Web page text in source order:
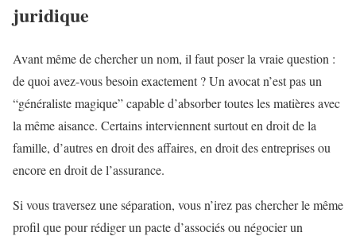
juridique
Avant même de chercher un nom, il faut poser la vraie question :
de quoi avez-vous besoin exactement ? Un avocat n’est pas un
“généraliste magique” capable d’absorber toutes les matières avec
la même aisance. Certains interviennent surtout en droit de la
famille, d’autres en droit des affaires, en droit des entreprises ou
encore en droit de l’assurance.
Si vous traversez une séparation, vous n’irez pas chercher le même
profil que pour rédiger un pacte d’associés ou négocier un